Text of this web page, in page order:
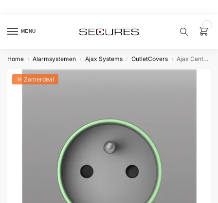
MENU
product…
samenstellen
Home / Alarmsystemen / Ajax Systems / OutletCovers / Ajax CenterCover type E Lichtgrijs
🌞 Zomerdeal